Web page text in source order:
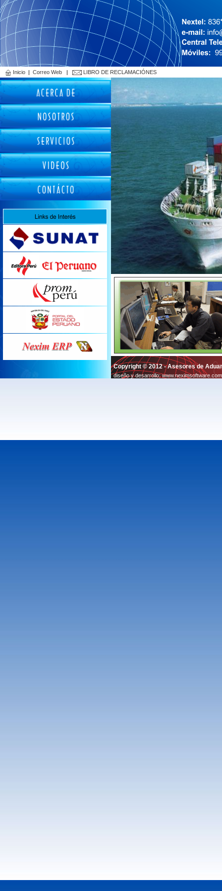
Inicio | Correo Web | LIBRO DE RECLAMACIÓNES
Copyright © 2012 - Asesores de
diseño y desarrollo:www.neximsoftware.com